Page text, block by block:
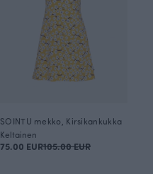
SOINTU mekko, Kirsikankukka
Keltainen
75.00 EUR105.00 EUR